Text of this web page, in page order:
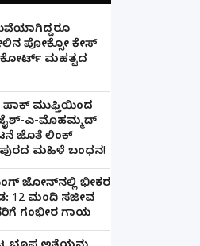
ಪೋಕ್ಸೋ ಕೇಸ್
ಮಹತ್ವದ
ಪಾಕ್ ಮುಫ್ತಿಯಿಂದ
ಎ-ಮೊಹಮ್ಮದ್
ಜೊತೆ ಲಿಂಕ್
ಮಹಿಳೆ ಬಂಧನ!
ಜೋನ್‌ನಲ್ಲಿ ಭೀಕರ
12 ಮಂದಿ ಸಜೀವ
ಗಂಭೀರ ಗಾಯ